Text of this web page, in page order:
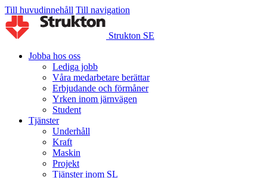
Till huvudinnehåll Till navigation
Strukton SE
Jobba hos oss
Lediga jobb
Våra medarbetare berättar
Erbjudande och förmåner
Yrken inom järnvägen
Student
Tjänster
Underhåll
Kraft
Maskin
Projekt
Tjänster inom SL